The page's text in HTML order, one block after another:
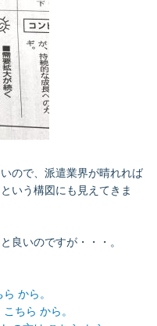
ので、派遣業界が晴れれば
いう構図にも見えてきま
良いのですが・・・。
から。
こちら から。